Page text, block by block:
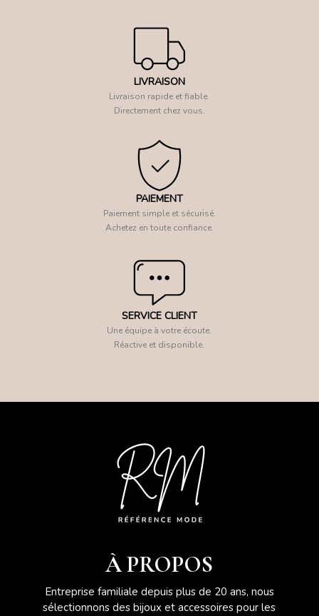
LIVRAISON
Livraison rapide et fiable.
Directement chez vous.
PAIEMENT
Paiement simple et sécurisé.
Achetez en toute confiance.
SERVICE CLIENT
Une équipe à votre écoute.
Réactive et disponible.
À PROPOS
Entreprise familiale depuis plus de 20 ans, nous
sélectionnons des bijoux et accessoires pour les